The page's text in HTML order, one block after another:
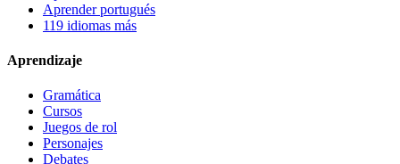
Aprender portugués
119 idiomas más
Aprendizaje
Gramática
Cursos
Juegos de rol
Personajes
Debates